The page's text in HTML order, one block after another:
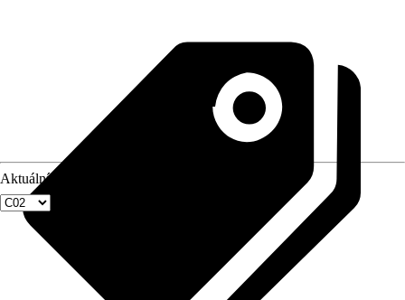
Aktuální velikost okna